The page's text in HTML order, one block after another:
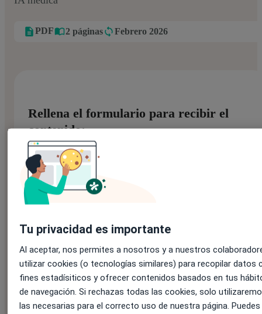
PDF 2 páginas Febrero 2026
Rellena el formulario para recibir el
contenido:
Nombre: *
Apellido:
Correo electrónico:*
Tu privacidad es importante
Al aceptar, nos permites a nosotros y a nuestros
utilizar cookies (o tecnologías similares) para recopilar datos
fines estadísiticos y ofrecer contenidos basados en tus
de navegación. Si rechazas todas las cookies, solo
las necesarias para el correcto uso de nuestra página. Puedes